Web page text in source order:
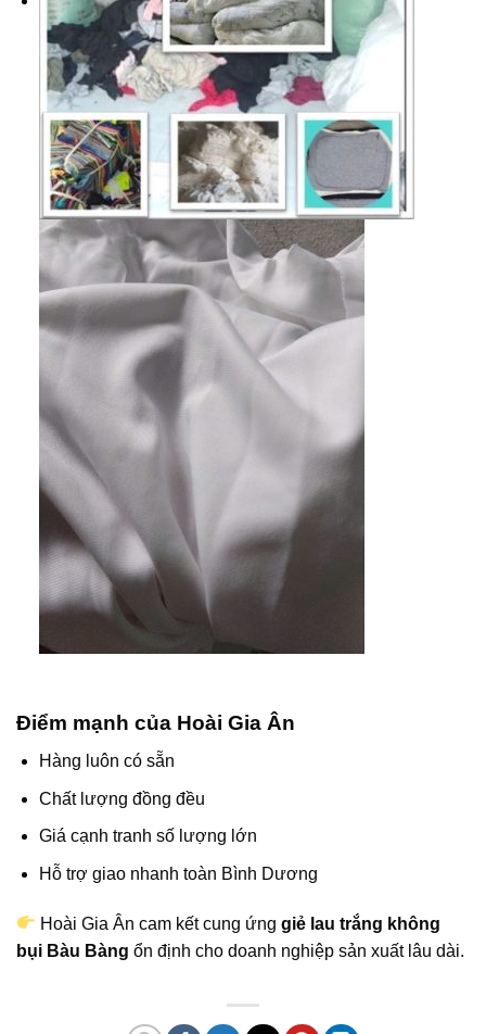
Điểm mạnh của Hoài Gia Ân
Hàng luôn có sẵn
Chất lượng đồng đều
Giá cạnh tranh số lượng lớn
Hỗ trợ giao nhanh toàn Bình Dương
Hoài Gia Ân cam kết cung ứnggiẻ lau trắng không
bụi Bàu Bàng ổn định cho doanh nghiệp sản xuất lâu dài.